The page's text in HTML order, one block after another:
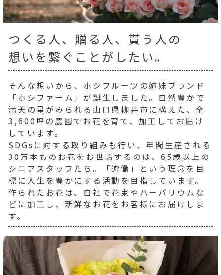
つくる人、贈る人、貰う人の
想いを繋ぐことがしたい。
そんな想いから、ホシフルーツの姉妹ブランド
「ホシファーム」が誕生しました。自然豊かで
満天の星がみられる山口県柳井市に構えた、全
3,600坪の農園でお花を育て、加工してお届け
しています。
SDGsに対する取り組みも行い、年間生産される
30万本ものお花をお世話するのは、65歳以上の
シニアスタッフたち。「遊働」という理念を目
標に人生を豊かにする活動を目指しています。
作られたお花は、自社で花束やハーバリウムな
どに加工し、新鮮なお花をお客様にお届けしま
す。